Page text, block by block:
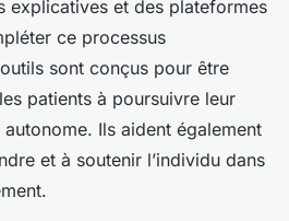
explicatives et des plateformes
ce processus
sont conçus pour être
patients à poursuivre leur
Ils aident également
et à soutenir l’individu dans